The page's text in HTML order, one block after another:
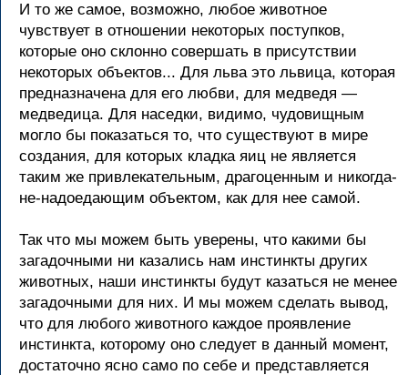
И то же самое, возможно, любое животное
чувствует в отношении некоторых поступков,
которые оно склонно совершать в присутствии
некоторых объектов... Для льва это львица, которая
предназначена для его любви, для медведя —
медведица. Для наседки, видимо, чудовищным
могло бы показаться то, что существуют в мире
создания, для которых кладка яиц не является
таким же привлекательным, драгоценным и никогда-
не-надоедающим объектом, как для нее самой.
Так что мы можем быть уверены, что какими бы
загадочными ни казались нам инстинкты других
животных, наши инстинкты будут казаться не менее
загадочными для них. И мы можем сделать вывод,
что для любого животного каждое проявление
инстинкта, которому оно следует в данный момент,
достаточно ясно само по себе и представляется